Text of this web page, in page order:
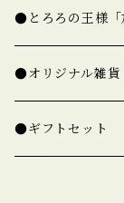
★玄米（一覧）
○ゆめみづほ【新
精白米
○コシヒカリ【新
●とろろの王様「
○加賀丸いも【完
○たねいも【完売
●オリジナル雑貨
○米袋でできた「
●ギフトセット